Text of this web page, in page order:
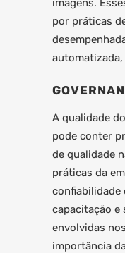
imagens.
por práticas
automatizada,
A qualidade
pode conter
de qualidade
práticas da
confiabilidade
capacitação e
envolvidas
importância